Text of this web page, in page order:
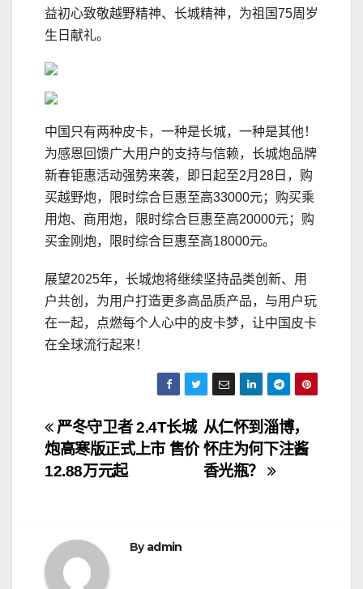
益初心致敬越野精神、长城精神，为祖国75周岁
生日献礼。
中国只有两种皮卡，一种是长城，一种是其他！
为感恩回馈广大用户的支持与信赖，长城炮品牌
新春钜惠活动强势来袭，即日起至2月28日，购
买越野炮，限时综合巨惠至高33000元；购买乘
用炮、商用炮，限时综合巨惠至高20000元；购
买金刚炮，限时综合巨惠至高18000元。
展望2025年，长城炮将继续坚持品类创新、用
户共创，为用户打造更多高品质产品，与用户玩
在一起，点燃每个人心中的皮卡梦，让中国皮卡
在全球流行起来！
文
章
航
从仁怀到淄博，
怀庄为何下注酱
香光瓶？
严冬守卫者 2.4T长城
炮高寒版正式上市 售价
12.88万元起
Byadmin